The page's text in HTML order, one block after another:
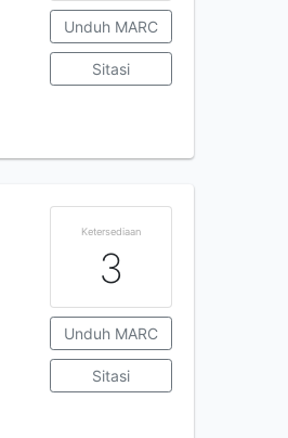
Unduh MARC
Sitasi
Ketersediaan
3
Unduh MARC
Sitasi